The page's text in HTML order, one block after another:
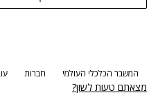
המשבר הכלכלי העולמי חברות
מצאתם טעות לשון?